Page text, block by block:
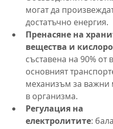
могат да
достатъчно енергия.
Пренасяне на
вещества и
съставена на 90% от
основният
механизъм за важни
в организма.
Регулация на
електролитите: